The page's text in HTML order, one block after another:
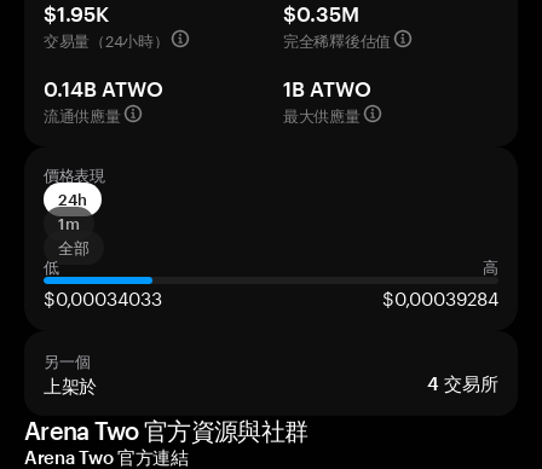
$1.95K
交易量（24小時）
$0.35M
完全稀釋後估值
0.14B ATWO
流通供應量
1B ATWO
最大供應量
價格表現
24h
1m
全部
低
高
$0,00034033 $0,00039284
另一個
上架於 4 交易所
Arena Two 官方資源與社群
Arena Two 官方連結